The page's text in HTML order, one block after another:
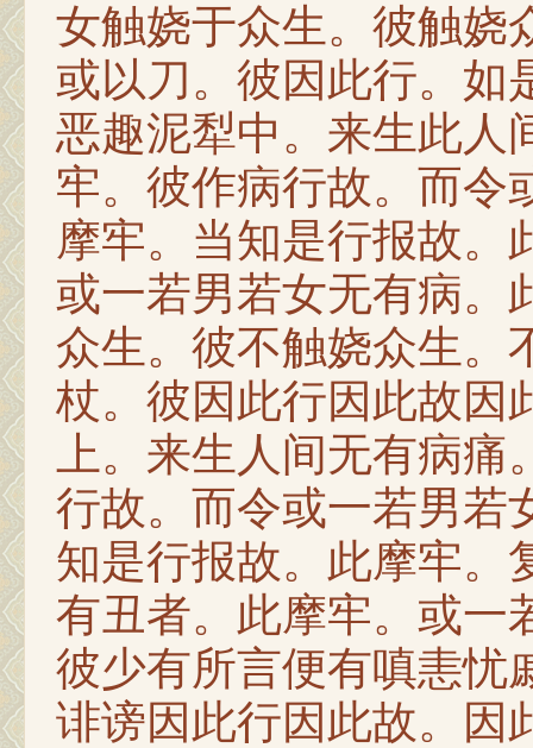
女触娆于众生。彼触娆
或以刀。彼因此行。如
恶趣泥犁中。来生此人
牢。彼作病行故。而令
摩牢。当知是行报故。
或一若男若女无有病。
众生。彼不触娆众生。
杖。彼因此行因此故因
上。来生人间无有病
行故。而令或一若男若
知是行报故。此摩牢。
有丑者。此摩牢。或一
彼少有所言便有嗔恚忧
诽谤因此行因此故。因